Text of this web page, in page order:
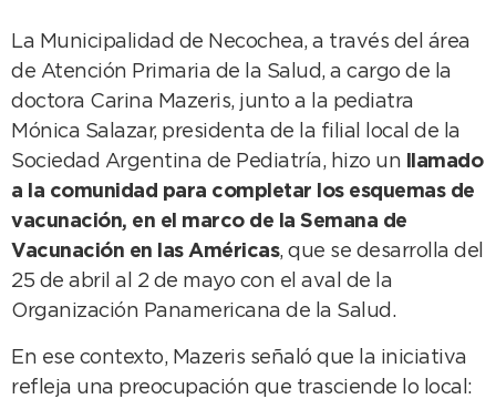
La Municipalidad de Necochea, a través del área
de Atención Primaria de la Salud, a cargo de la
doctora Carina Mazeris, junto a la pediatra
Mónica Salazar, presidenta de la filial local de la
Sociedad Argentina de Pediatría, hizo un
llamado
a la comunidad para completar los esquemas de
vacunación, en el marco de la Semana de
Vacunación en las Américas, que se desarrolla del
25 de abril al 2 de mayo con el aval de la
Organización Panamericana de la Salud.
En ese contexto, Mazeris señaló que la iniciativa
refleja una preocupación que trasciende lo local: